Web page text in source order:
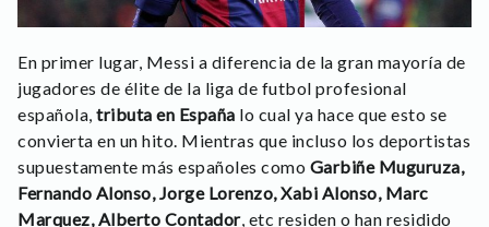
En primer lugar, Messi a diferencia de la gran mayoría de
jugadores de élite de la liga de futbol profesional
española, tributa en España lo cual ya hace que esto se
convierta en un hito. Mientras que incluso los deportistas
supuestamente más españoles como Garbiñe Muguruza,
Fernando Alonso, Jorge Lorenzo, Xabi Alonso, Marc
Marquez, Alberto Contador, etc residen o han residido